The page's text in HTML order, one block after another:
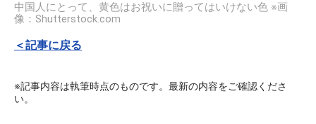
中国人にとって、黄色はお祝いに贈ってはいけない色 ※画
像：Shutterstock.com
＜記事に戻る
※記事内容は執筆時点のものです。最新の内容をご確認くださ
い。